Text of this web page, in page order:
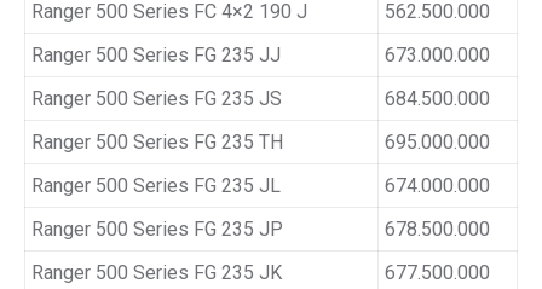
Ranger 500 Series FC 4×2 190 J
562.500.000
Ranger 500 Series FG 235 JJ
673.000.000
Ranger 500 Series FG 235 JS
684.500.000
Ranger 500 Series FG 235 TH
695.000.000
Ranger 500 Series FG 235 JL
674.000.000
Ranger 500 Series FG 235 JP
678.500.000
Ranger 500 Series FG 235 JK
677.500.000